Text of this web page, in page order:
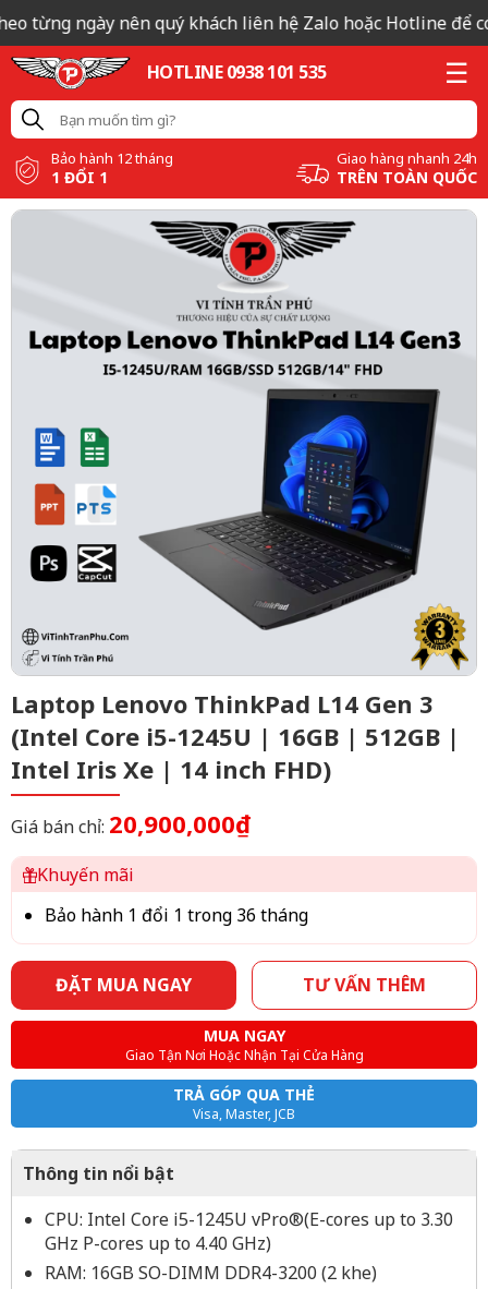
từng ngày nên quý khách liên hệ Zalo hoặc Hotline để
HOTLINE 0938 101 535
Bảo hành 12 tháng
1 ĐỔI 1
Giao hàng nhanh 24h
TRÊN TOÀN QUỐC
Laptop Lenovo ThinkPad L14 Gen 3
(Intel Core i5-1245U | 16GB | 512GB |
Intel Iris Xe | 14 inch FHD)
Giá bán chỉ: 20,900,000₫
Khuyến mãi
Bảo hành 1 đổi 1 trong 36 tháng
ĐẶT MUA NGAY TƯ VẤN THÊM
MUA NGAY
Giao Tận Nơi Hoặc Nhận Tại Cửa Hàng
TRẢ GÓP QUA THẺ
Visa, Master, JCB
Thông tin nổi bật
CPU: Intel Core i5-1245U vPro®(E-cores up to 3.30
GHz P-cores up to 4.40 GHz)
RAM: 16GB SO-DIMM DDR4-3200 (2 khe)